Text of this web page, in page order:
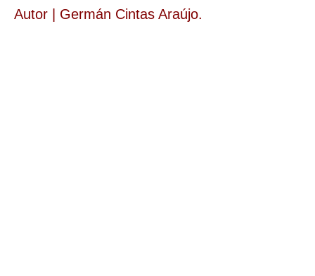
Autor | Germán Cintas Araújo.